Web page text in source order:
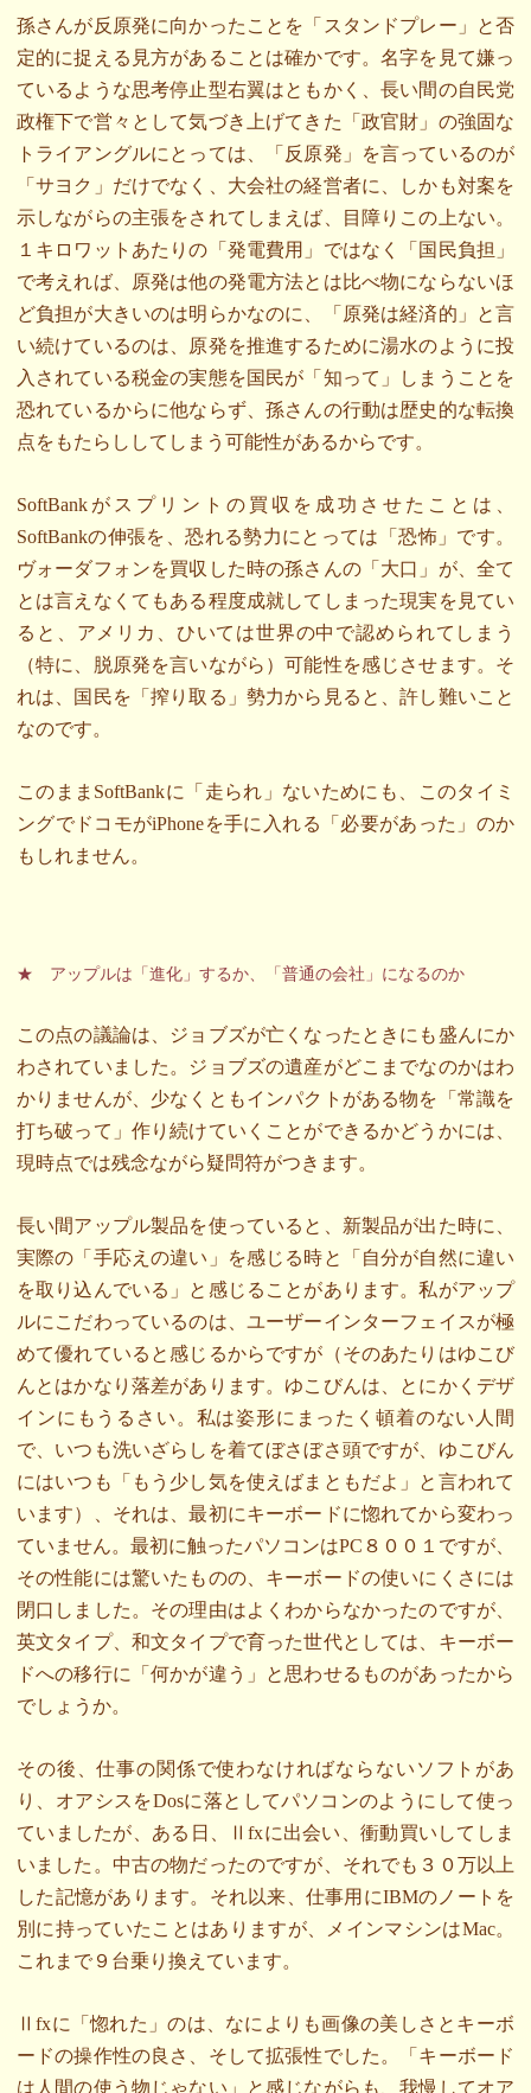
孫さんが反原発に向かったことを「スタンドプレー」と否
定的に捉える見方があることは確かです。名字を見て嫌っ
ているような思考停止型右翼はともかく、長い間の自民党
政権下で営々として気づき上げてきた「政官財」の強固な
トライアングルにとっては、「反原発」を言っているのが
「サヨク」だけでなく、大会社の経営者に、しかも対案を
示しながらの主張をされてしまえば、目障りこの上ない。
１キロワットあたりの「発電費用」ではなく「国民負担」
で考えれば、原発は他の発電方法とは比べ物にならないほ
ど負担が大きいのは明らかなのに、「原発は経済的」と言
い続けているのは、原発を推進するために湯水のように投
入されている税金の実態を国民が「知って」しまうことを
恐れているからに他ならず、孫さんの行動は歴史的な転換
点をもたらししてしまう可能性があるからです。
SoftBankがスプリントの買収を成功させたことは、
SoftBankの伸張を、恐れる勢力にとっては「恐怖」です。
ヴォーダフォンを買収した時の孫さんの「大口」が、全て
とは言えなくてもある程度成就してしまった現実を見てい
ると、アメリカ、ひいては世界の中で認められてしまう
（特に、脱原発を言いながら）可能性を感じさせます。そ
れは、国民を「搾り取る」勢力から見ると、許し難いこと
なのです。
このままSoftBankに「走られ」ないためにも、このタイミ
ングでドコモがiPhoneを手に入れる「必要があった」のか
もしれません。
★ アップルは「進化」するか、「普通の会社」になるのか
この点の議論は、ジョブズが亡くなったときにも盛んにか
わされていました。ジョブズの遺産がどこまでなのかはわ
かりませんが、少なくともインパクトがある物を「常識を
打ち破って」作り続けていくことができるかどうかには、
現時点では残念ながら疑問符がつきます。
長い間アップル製品を使っていると、新製品が出た時に、
実際の「手応えの違い」を感じる時と「自分が自然に違い
を取り込んでいる」と感じることがあります。私がアップ
ルにこだわっているのは、ユーザーインターフェイスが極
めて優れていると感じるからですが（そのあたりはゆこび
んとはかなり落差があります。ゆこびんは、とにかくデザ
インにもうるさい。私は姿形にまったく頓着のない人間
で、いつも洗いざらしを着てぼさぼさ頭ですが、ゆこびん
にはいつも「もう少し気を使えばまともだよ」と言われて
います）、それは、最初にキーボードに惚れてから変わっ
ていません。最初に触ったパソコンはPC８００１ですが、
その性能には驚いたものの、キーボードの使いにくさには
閉口しました。その理由はよくわからなかったのですが、
英文タイプ、和文タイプで育った世代としては、キーボー
ドへの移行に「何かが違う」と思わせるものがあったから
でしょうか。
その後、仕事の関係で使わなければならないソフトがあ
り、オアシスをDosに落としてパソコンのようにして使っ
ていましたが、ある日、Ⅱfxに出会い、衝動買いしてしま
いました。中古の物だったのですが、それでも３０万以上
した記憶があります。それ以来、仕事用にIBMのノートを
別に持っていたことはありますが、メインマシンはMac。
これまで９台乗り換えています。
Ⅱfxに「惚れた」のは、なによりも画像の美しさとキーボ
ードの操作性の良さ、そして拡張性でした。「キーボード
は人間の使う物じゃない」と感じながらも、我慢してオア